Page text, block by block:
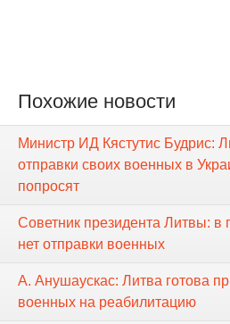
Похожие новости
Министр ИД Кястутис Будрис:
отправки своих военных в
попросят
Советник президента Литвы: в
нет отправки военных
А. Анушаускас: Литва готова
военных на реабилитацию